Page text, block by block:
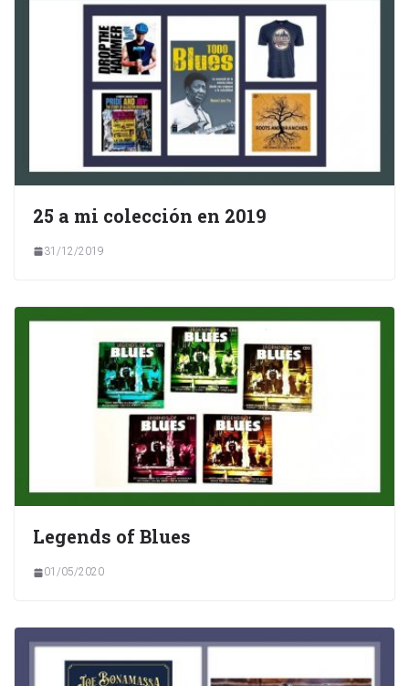
25 a mi colección en 2019
31/12/2019
Legends of Blues
01/05/2020